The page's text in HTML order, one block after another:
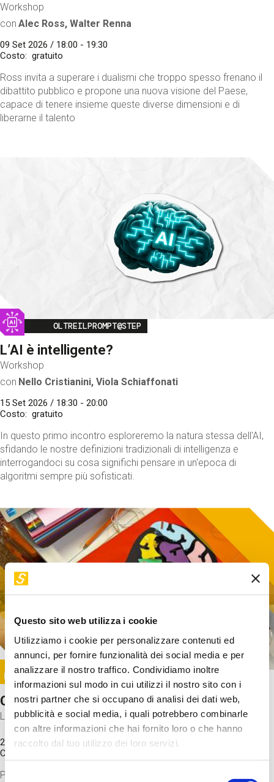
Questo sito web utilizza i cookie
Utilizziamo i cookie per personalizzare contenuti ed
annunci, per fornire funzionalità dei social media e per
analizzare il nostro traffico. Condividiamo inoltre
informazioni sul modo in cui utilizzi il nostro sito con i
nostri partner che si occupano di analisi dei dati web,
pubblicità e social media, i quali potrebbero combinarle
con altre informazioni che hai fornito loro o che hanno
raccolto dal tuo utilizzo dei loro servizi.
Selezione
Workshop
con Alec Ross, Walter Renna
09 Set 2026 / 18:00 - 19:30
Costo
gratuito
Ross invita a superare i dualismi che troppo spesso frenano il
dibattito pubblico e propone una nuova visione del Paese,
capace di tenere insieme queste diverse dimensioni e di
liberarne il talento
Image
OLTREILPROMPT@STEP
L’AI è intelligente?
Workshop
con Nello Cristianini, Viola Schiaffonati
15 Set 2026 / 18:30 - 20:00
Costo
gratuito
In questo primo incontro esploreremo la natura stessa dell'AI,
sfidando le nostre definizioni tradizionali di intelligenza e
interrogandoci su cosa significhi pensare in un'epoca di
algoritmi sempre più sofisticati.
Image
SUNDAY@STEP
Come funziona il cervello?
Laboratorio
20 Set 2026 / 11:15 - 13:00
Costo
Proveremo a costruire un cervello in cartoncino cercando di